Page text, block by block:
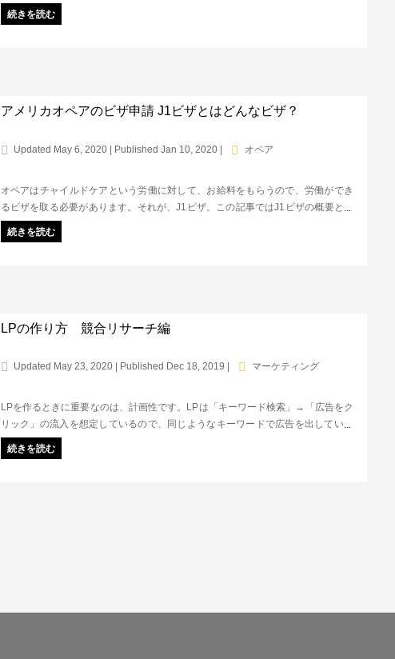
とても重要。私も特別なスキルや経験がなかったので、オペアの経験をうまく使
って就活をしました。今回紹介する３つの力は、就活はもちろん、キャリアアッ
続きを読む
アメリカオペアのビザ申請 J1ビザとはどんなビザ？
Updated May 6, 2020 | Published Jan 10, 2020 オペア
オペアはチャイルドケアという労働に対して、お給料をもらうので、労働ができ
るビザを取る必要があります。それが、J1ビザ。この記事ではJ1ビザの概要と仕
組みをご説明します。なぜ破格のコストでアメリカ生活が２年もできてしまうの
かを解説します。オペアのJ1ビザに関係する機関やエージェントについてもご説
続きを読む
LPの作り方 競合リサーチ編
Updated May 23, 2020 | Published Dec 18, 2019 マーケティング
LPを作るときに重要なのは、計画性です。LPは「キーワード検索」→「広告をク
リック」の流入を想定しているので、同じようなキーワードで広告を出している
他社に勝たなければいけません。そのために、まずはリサーチが重要です。まず
は競合を知り、自社は何で戦えるか？を知ることから始めましょう。
続きを読む